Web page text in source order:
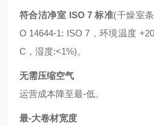
符合洁净室 ISO 7 标准(干燥室
O 14644-1: ISO 7，环境温度
C，湿度:<1%)。
无需压缩空气
运营成本降至最-低。
最-大卷材宽度